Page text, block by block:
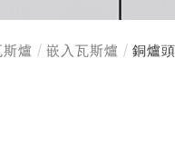
斯爐 嵌入瓦斯爐 銅爐